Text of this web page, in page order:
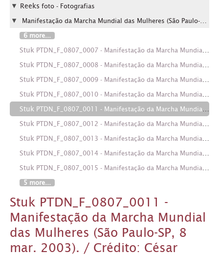
Reeks foto - Fotografias
Manifestação da Marcha Mundial das Mulheres (São Paulo-SP, 8 mar. 2003).
6 more...
Stuk PTDN_F_0807_0007 - Manifestação da Marcha Mundial das Mulheres (São Paulo-SP, 8 mar. 2003). / Crédito: César Ogata
Stuk PTDN_F_0807_0008 - Manifestação da Marcha Mundial das Mulheres (São Paulo-SP, 8 mar. 2003). / Crédito: César Ogata
Stuk PTDN_F_0807_0009 - Manifestação da Marcha Mundial das Mulheres (São Paulo-SP, 8 mar. 2003). / Crédito: César Ogata
Stuk PTDN_F_0807_0010 - Manifestação da Marcha Mundial das Mulheres (São Paulo-SP, 8 mar. 2003). / Crédito: César Ogata
Stuk PTDN_F_0807_0011 - Manifestação da Marcha Mundial das Mulheres (São Paulo-SP, 8 mar. 2003). / Crédito: César Ogata
Stuk PTDN_F_0807_0012 - Manifestação da Marcha Mundial das Mulheres (São Paulo-SP, 8 mar. 2003). / Crédito: César Ogata
Stuk PTDN_F_0807_0013 - Manifestação da Marcha Mundial das Mulheres (São Paulo-SP, 8 mar. 2003). / Crédito: César Ogata
Stuk PTDN_F_0807_0014 - Manifestação da Marcha Mundial das Mulheres (São Paulo-SP, 8 mar. 2003). / Crédito: César Ogata
Stuk PTDN_F_0807_0015 - Manifestação da Marcha Mundial das Mulheres (São Paulo-SP, 8 mar. 2003). / Crédito: César Ogata
5 more...
Stuk PTDN_F_0807_0011 -
Manifestação da Marcha Mundial
das Mulheres (São Paulo-SP, 8
mar. 2003). / Crédito: César